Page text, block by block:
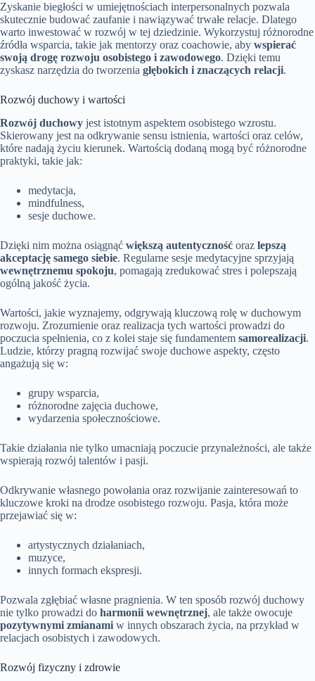
Zyskanie biegłości w umiejętnościach interpersonalnych pozwala
skutecznie budować zaufanie i nawiązywać trwałe relacje. Dlatego
warto inwestować w rozwój w tej dziedzinie. Wykorzystuj różnorodne
źródła wsparcia, takie jak mentorzy oraz coachowie, aby wspierać
swoją drogę rozwoju osobistego i zawodowego. Dzięki temu
zyskasz narzędzia do tworzenia głębokich i znaczących relacji.
Rozwój duchowy i wartości
Rozwój duchowy jest istotnym aspektem osobistego wzrostu.
Skierowany jest na odkrywanie sensu istnienia, wartości oraz celów,
które nadają życiu kierunek. Wartością dodaną mogą być różnorodne
praktyki, takie jak:
medytacja,
mindfulness,
sesje duchowe.
Dzięki nim można osiągnąć większą autentyczność oraz lepszą
akceptację samego siebie. Regularne sesje medytacyjne sprzyjają
wewnętrznemu spokoju, pomagają zredukować stres i polepszają
ogólną jakość życia.
Wartości, jakie wyznajemy, odgrywają kluczową rolę w duchowym
rozwoju. Zrozumienie oraz realizacja tych wartości prowadzi do
poczucia spełnienia, co z kolei staje się fundamentem samorealizacji.
Ludzie, którzy pragną rozwijać swoje duchowe aspekty, często
angażują się w:
grupy wsparcia,
różnorodne zajęcia duchowe,
wydarzenia społecznościowe.
Takie działania nie tylko umacniają poczucie przynależności, ale także
wspierają rozwój talentów i pasji.
Odkrywanie własnego powołania oraz rozwijanie zainteresowań to
kluczowe kroki na drodze osobistego rozwoju. Pasja, która może
przejawiać się w:
artystycznych działaniach,
muzyce,
innych formach ekspresji.
Pozwala zgłębiać własne pragnienia. W ten sposób rozwój duchowy
nie tylko prowadzi do harmonii wewnętrznej, ale także owocuje
pozytywnymi zmianami w innych obszarach życia, na przykład w
relacjach osobistych i zawodowych.
Rozwój fizyczny i zdrowie